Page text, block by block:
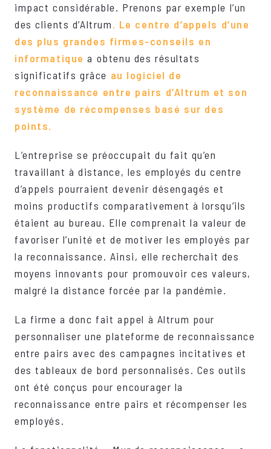
impact considérable. Prenons par exemple l’un
des clients d’Altrum. Le centre d’appels d’une
des plus grandes firmes-conseils en
informatique a obtenu des résultats
significatifs grâce au logiciel de
reconnaissance entre pairs d’Altrum et son
système de récompenses basé sur des
points.
L’entreprise se préoccupait du fait qu’en
travaillant à distance, les employés du centre
d’appels pourraient devenir désengagés et
moins productifs comparativement à lorsqu’ils
étaient au bureau. Elle comprenait la valeur de
favoriser l’unité et de motiver les employés par
la reconnaissance. Ainsi, elle recherchait des
moyens innovants pour promouvoir ces valeurs,
malgré la distance forcée par la pandémie.
La firme a donc fait appel à Altrum pour
personnaliser une plateforme de reconnaissance
entre pairs avec des campagnes incitatives et
des tableaux de bord personnalisés. Ces outils
ont été conçus pour encourager la
reconnaissance entre pairs et récompenser les
employés.